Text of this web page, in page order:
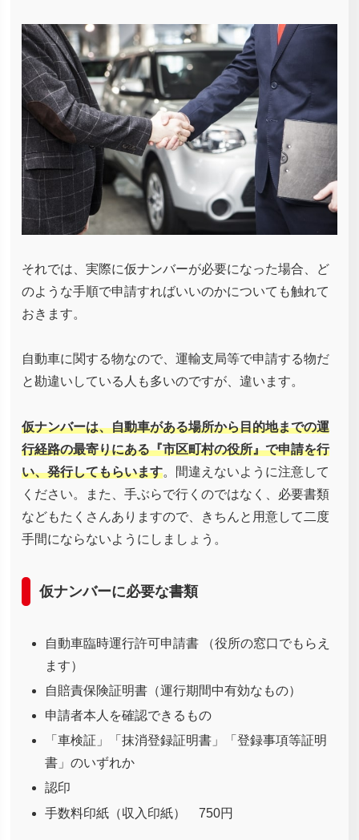
それでは、実際に仮ナンバーが必要になった場合、ど
のような手順で申請すればいいのかについても触れて
おきます。
自動車に関する物なので、運輸支局等で申請する物だ
と勘違いしている人も多いのですが、違います。
仮ナンバーは、自動車がある場所から目的地までの運
行経路の最寄りにある『市区町村の役所』で申請を行
い、発行してもらいます。間違えないように注意して
ください。また、手ぶらで行くのではなく、必要書類
などもたくさんありますので、きちんと用意して二度
手間にならないようにしましょう。
仮ナンバーに必要な書類
自動車臨時運行許可申請書 （役所の窓口でもらえ
ます）
自賠責保険証明書（運行期間中有効なもの）
申請者本人を確認できるもの
「車検証」「抹消登録証明書」「登録事項等証明
書」のいずれか
認印
手数料印紙（収入印紙） 750円